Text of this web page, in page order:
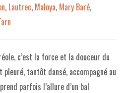
, Lautrec, Maloya, Mary Baré,
c’est la force et la douceur du
tantôt dansé, accompagné au
parfois l’allure d’un bal